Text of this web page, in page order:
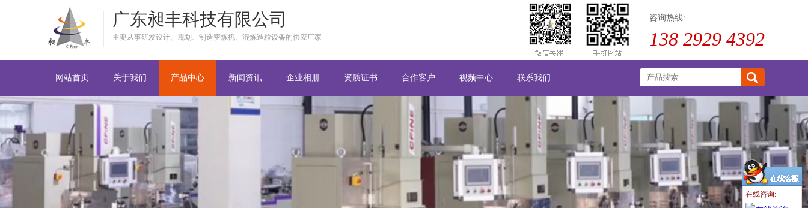
广东昶丰科技有限公司
主要从事研发设计、规划、制造密炼机、混炼造粒设备的供应厂家
咨询热线:
138 2929 4392
网站首页 关于我们 产品中心 新闻资讯 企业相册 资质证书 合作客户 视频中心 联系我们
在线咨询: